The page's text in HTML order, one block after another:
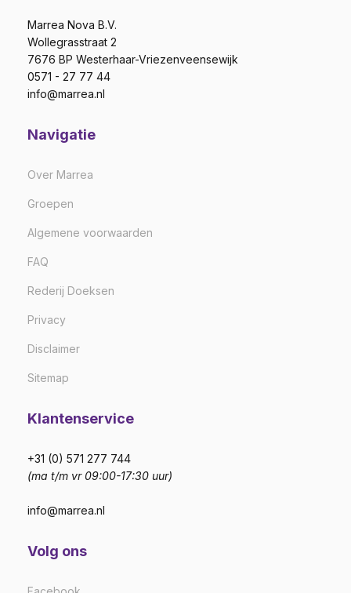
Marrea Nova B.V.
Wollegrasstraat 2
7676 BP Westerhaar-Vriezenveensewijk
0571 - 27 77 44
info@marrea.nl
Navigatie
Over Marrea
Groepen
Algemene voorwaarden
FAQ
Rederij Doeksen
Privacy
Disclaimer
Sitemap
Klantenservice
+31 (0) 571 277 744
(ma t/m vr 09:00-17:30 uur)
info@marrea.nl
Volg ons